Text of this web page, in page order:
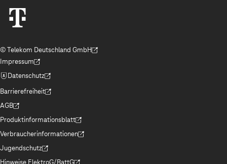
© Telekom Deutschland GmbH
(Der Link wird in einem neuen Tab geöffnet)
Impressum
(Der Link wird in einem neuen Tab geöffnet)
Datenschutz
(Der Link wird in einem neuen Tab geöffnet)
Barrierefreiheit
(Der Link wird in einem neuen Tab geöffnet)
AGB
(Der Link wird in einem neuen Tab geöffnet)
Produktinformationsblatt
(Der Link wird in einem neuen Tab geöffnet)
Verbraucherinformationen
(Der Link wird in einem neuen Tab geöffnet)
Jugendschutz
(Der Link wird in einem neuen Tab geöffnet)
Hinweise ElektroG/BattG